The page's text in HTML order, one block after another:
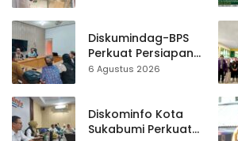
Hampir 500 Koleksi
Dipisahkan
Diskumindag-BPS
Perkuat Persiapan
Sensus Ekonomi,
Terbuka Beri Data
6 Agustus 2026
Diskominfo Kota
Sukabumi Perkuat